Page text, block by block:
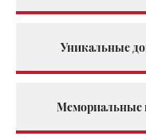
Уникальные
Мемориальные